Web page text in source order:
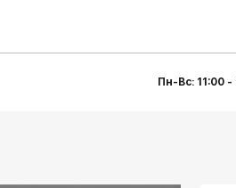
Пн-Вс: 11:00 -